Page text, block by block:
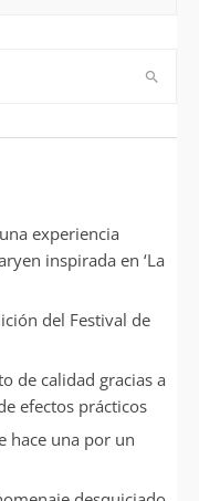
experiencia
inspirada en ‘La
del Festival de
de calidad gracias a
efectos prácticos
hace una por un